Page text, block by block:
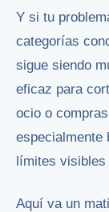
Y si tu
categorías
sigue siendo
eficaz para
ocio o
especialmente
límites visibles
Aquí va un